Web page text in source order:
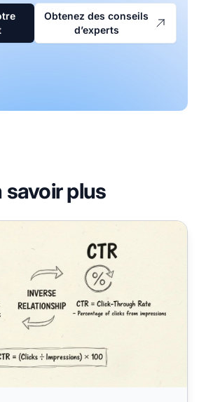
Obtenez des conseils
d’experts
savoir plus
les indicateurs clés de la